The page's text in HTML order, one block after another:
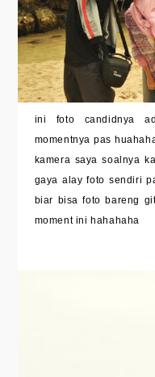
ini foto candidnya
momentnya pas
kamera saya soalnya
gaya alay foto sendiri
biar bisa foto bareng
moment ini hahahaha